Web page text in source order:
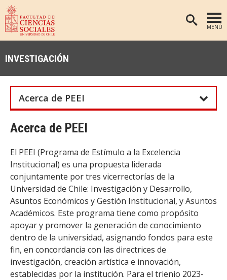
MENÚ
DEPARTAMENTOS
SOCIOLOGÍA
TRABAJO SOCIAL
PUBLICACIONES
EXTENSIÓN
BIBLIOTECA
ADMISIÓN
ESTUDIANTES
ACADÉMICOS
FUNCIONARIOS
INVESTIGACIÓN
Acerca de PEEI
Acerca de PEEI
El PEEI (Programa de Estímulo a la Excelencia
Institucional) es una propuesta liderada
conjuntamente por tres vicerrectorías de la
Universidad de Chile: Investigación y Desarrollo,
Asuntos Económicos y Gestión Institucional, y Asuntos
Académicos. Este programa tiene como propósito
apoyar y promover la generación de conocimiento
dentro de la universidad, asignando fondos para este
fin, en concordancia con las directrices de
investigación, creación artística e innovación,
establecidas por la institución. Para el trienio 2023-